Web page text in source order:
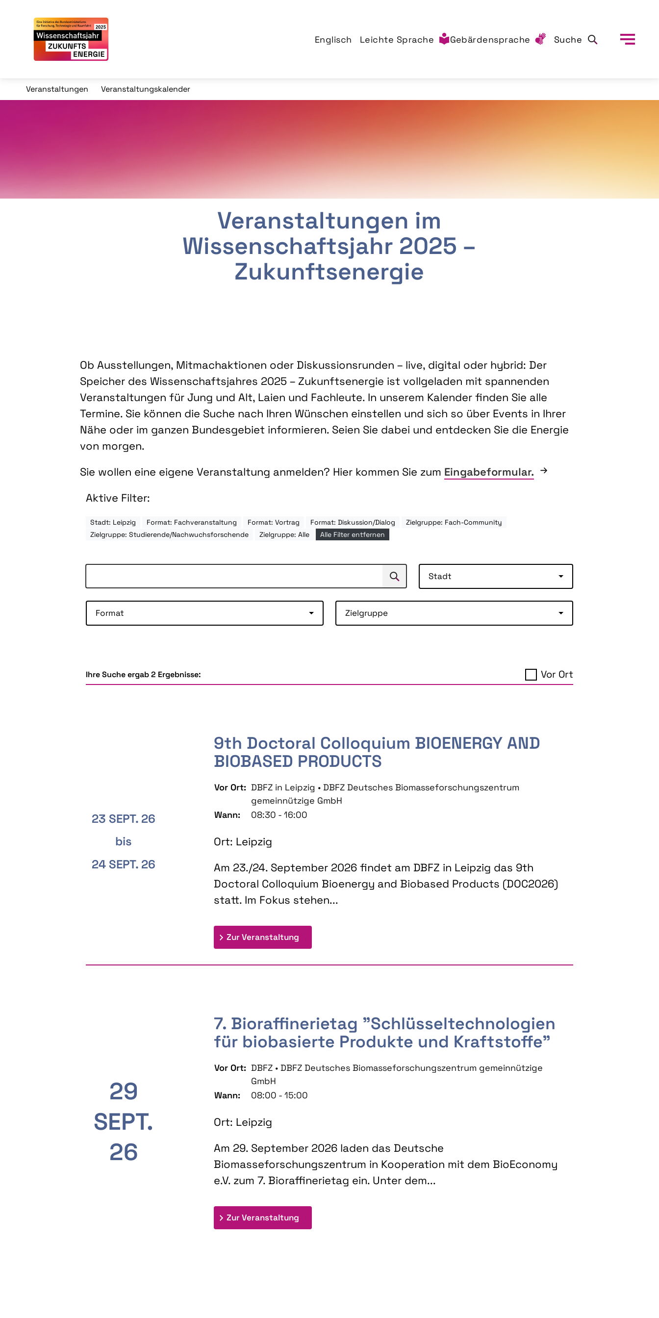
Englisch Leichte Sprache Gebärdensprache Suche
Veranstaltungen Veranstaltungskalender
Veranstaltungen im
Wissenschaftsjahr 2025 –
Zukunftsenergie
Ob Ausstellungen, Mitmachaktionen oder Diskussionsrunden – live, digital oder hybrid: Der
Speicher des Wissenschaftsjahres 2025 – Zukunftsenergie ist vollgeladen mit spannenden
Veranstaltungen für Jung und Alt, Laien und Fachleute. In unserem Kalender finden Sie alle
Termine. Sie können die Suche nach Ihren Wünschen einstellen und sich so über Events in Ihrer
Nähe oder im ganzen Bundesgebiet informieren. Seien Sie dabei und entdecken Sie die Energie
von morgen.
Sie wollen eine eigene Veranstaltung anmelden? Hier kommen Sie zum Eingabeformular.
Aktive Filter:
Stadt: Leipzig Format: Fachveranstaltung Format: Vortrag Format: Diskussion/Dialog
Zielgruppe: Fach-Community
Zielgruppe: Studierende/Nachwuchsforschende
Zielgruppe: Alle Alle Filter entfernen
Suchen Stadt
Format Zielgruppe
Ihre Suche ergab 2 Ergebnisse: Vor Ort
23 SEPT. 26
bis
24 SEPT. 26
9th Doctoral Colloquium BIOENERGY AND
BIOBASED PRODUCTS
Vor Ort: DBFZ in Leipzig • DBFZ Deutsches Biomasseforschungszentrum
gemeinnützige GmbH
Wann:
08:30 - 16:00
Ort: Leipzig
Am 23./24. September 2026 findet am DBFZ in Leipzig das 9th
Doctoral Colloquium Bioenergy and Biobased Products (DOC2026)
statt. Im Fokus stehen...
Zur Veranstaltung: 9th Doctoral Colloquium BIOENERGY AND BIOBASED PRODUCTS
29
SEPT.
26
7. Bioraffinerietag "Schlüsseltechnologien
für biobasierte Produkte und Kraftstoffe"
Vor Ort: DBFZ • DBFZ Deutsches Biomasseforschungszentrum gemeinnützige
GmbH
Wann:
08:00 - 15:00
Ort: Leipzig
Am 29. September 2026 laden das Deutsche
Biomasseforschungszentrum in Kooperation mit dem BioEconomy
e.V. zum 7. Bioraffinerietag ein. Unter dem...
Zur Veranstaltung: 7. Bioraffinerietag "Schlüsseltechnologien für biobasierte Produkte und Kraftstoffe"